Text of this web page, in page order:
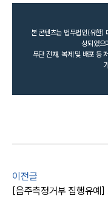
본 콘텐츠는 법무법인(유한)
성되었으
무단 전재, 복제 및 배포 등
이전글